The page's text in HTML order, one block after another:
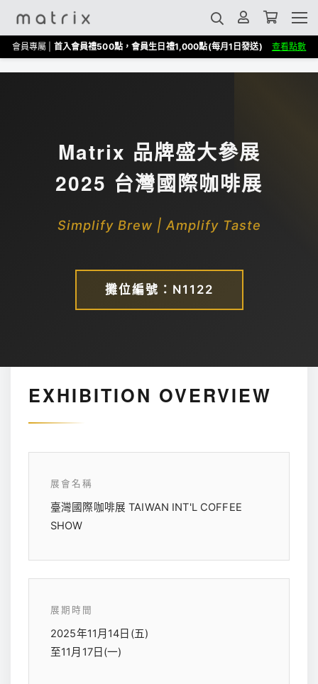
會員專屬 | 首入會員禮500點，會員生日禮1,000點(每月1日發送) 查看點數
Matrix 品牌盛大參展
2025 台灣國際咖啡展
Simplify Brew | Amplify Taste
攤位編號：N1122
EXHIBITION OVERVIEW
展會名稱
臺灣國際咖啡展 TAIWAN INT'L COFFEE
SHOW
展期時間
2025年11月14日(五)
至11月17日(一)